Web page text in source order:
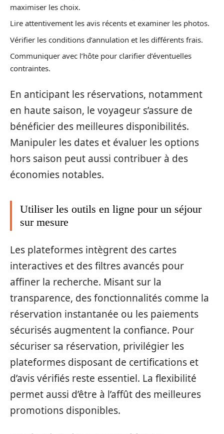
maximiser les choix.
Lire attentivement les avis récents et examiner les photos.
Vérifier les conditions d’annulation et les différents frais.
Communiquer avec l’hôte pour clarifier d’éventuelles
contraintes.
En anticipant les réservations, notamment
en haute saison, le voyageur s’assure de
bénéficier des meilleures disponibilités.
Manipuler les dates et évaluer les options
hors saison peut aussi contribuer à des
économies notables.
Utiliser les outils en ligne pour un séjour
sur mesure
Les plateformes intègrent des cartes
interactives et des filtres avancés pour
affiner la recherche. Misant sur la
transparence, des fonctionnalités comme la
réservation instantanée ou les paiements
sécurisés augmentent la confiance. Pour
sécuriser sa réservation, privilégier les
plateformes disposant de certifications et
d’avis vérifiés reste essentiel. La flexibilité
permet aussi d’être à l’affût des meilleures
promotions disponibles.